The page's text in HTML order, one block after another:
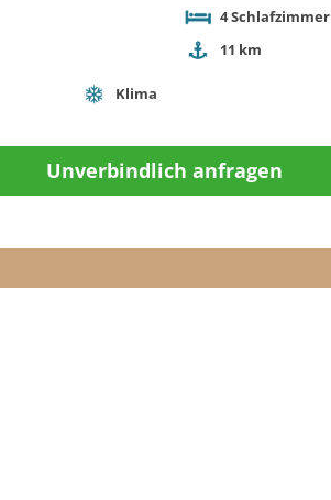
4Schlafzimmer
11 km
Klima
Unverbindlich anfragen